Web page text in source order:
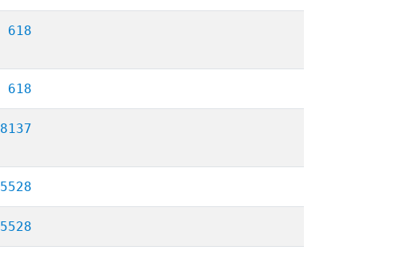
618
618
8137
5528
5528